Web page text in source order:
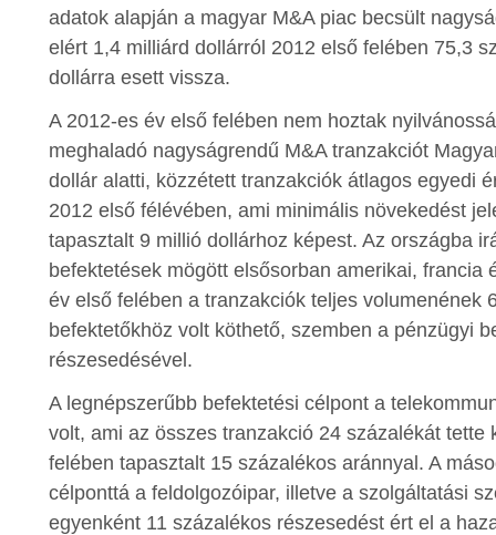
adatok alapján a magyar M&A piac becsült
elért 1,4 milliárd dollárról 2012 első felében 75,3
dollárra esett vissza.
A 2012-es év első felében nem hoztak
meghaladó nagyságrendű M&A tranzakciót
dollár alatti, közzétett tranzakciók átlagos egyedi
2012 első félévében, ami minimális növekedést
tapasztalt 9 millió dollárhoz képest. Az országba
befektetések mögött elsősorban amerikai, francia
év első felében a tranzakciók teljes volumenének
befektetőkhöz volt köthető, szemben a pénzügyi
részesedésével.
A legnépszerűbb befektetési célpont a
volt, ami az összes tranzakció 24 százalékát tette
felében tapasztalt 15 százalékos aránnyal. A
célponttá a feldolgozóipar, illetve a szolgáltatási
egyenként 11 százalékos részesedést ért el a